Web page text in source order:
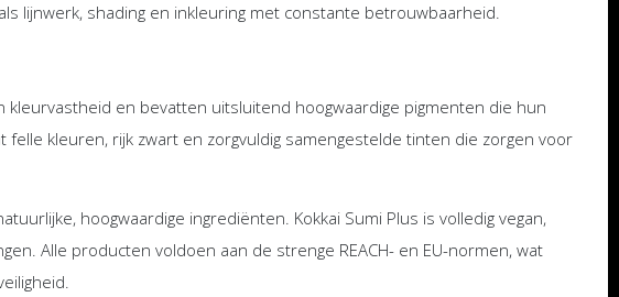
lijnwerk, shading en inkleuring met constante betrouwbaarheid.
en bevatten uitsluitend hoogwaardige pigmenten die hun
kleuren, rijk zwart en zorgvuldig samengestelde tinten die zorgen voor
hoogwaardige ingrediënten. Kokkai Sumi Plus is volledig vegan,
Alle producten voldoen aan de strenge REACH- en EU-normen, wat